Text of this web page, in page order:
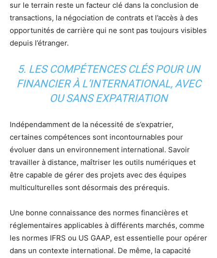
sur le terrain reste un facteur clé dans la conclusion de
transactions, la négociation de contrats et l’accès à des
opportunités de carrière qui ne sont pas toujours visibles
depuis l’étranger.
5. LES COMPÉTENCES CLÉS POUR UN
FINANCIER À L’INTERNATIONAL, AVEC
OU SANS EXPATRIATION
Indépendamment de la nécessité de s’expatrier,
certaines compétences sont incontournables pour
évoluer dans un environnement international. Savoir
travailler à distance, maîtriser les outils numériques et
être capable de gérer des projets avec des équipes
multiculturelles sont désormais des prérequis.
Une bonne connaissance des normes financières et
réglementaires applicables à différents marchés, comme
les normes IFRS ou US GAAP, est essentielle pour opérer
dans un contexte international. De même, la capacité